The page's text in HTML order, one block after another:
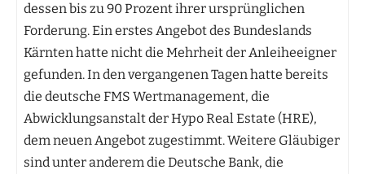
dessen bis zu 90 Prozent ihrer ursprünglichen
Forderung. Ein erstes Angebot des Bundeslands
Kärnten hatte nicht die Mehrheit der Anleiheeigner
gefunden. In den vergangenen Tagen hatte bereits
die deutsche FMS Wertmanagement, die
Abwicklungsanstalt der Hypo Real Estate (HRE),
dem neuen Angebot zugestimmt. Weitere Gläubiger
sind unter anderem die Deutsche Bank, die